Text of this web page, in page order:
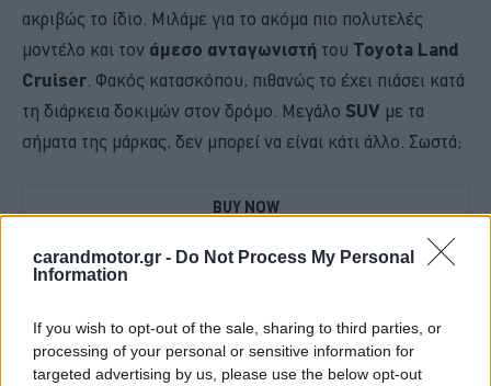
carandmotor.gr - Do Not Process My Personal
Information
If you wish to opt-out of the sale, sharing to third parties, or
processing of your personal or sensitive information for
targeted advertising by us, please use the below opt-out
ακριβώς το ίδιο. Μιλάμε για το ακόμα πιο πολυτελές
μοντέλο και τον άμεσο ανταγωνιστή του Toyota Land
Cruiser . Φακός κατασκόπου, πιθανώς το έχει πιάσει κατά
τη διάρκεια δοκιμών στον δρόμο. Μεγάλο SUV με τα
σήματα της μάρκας, δεν μπορεί να είναι κάτι άλλο. Σωστά;
BUY NOW
FORD PUMA ΑΠΟ 21.528 ΕΥΡΩ
OMODA -ΥΒΡΙΔΙΚΟ ΟΙΚΟΓΕΝΕΙΑΚΟ SUV ME 24.990 ΕΥΡΩ